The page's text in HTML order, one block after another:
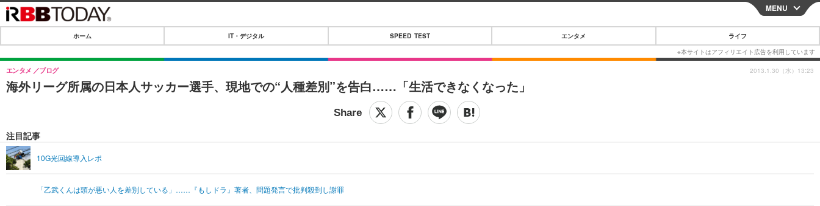
CLOSE
IT・デジタル
IT・デジタルTOP
SPEED TEST
音楽
ライフ
ペット
リリース一覧
プッシュ通知の停止方法
MENU
ホーム IT・デジタル SPEED TEST エンタメ ライフ
海外リーグ所属の日本人サッカー選手、現地での“人種差別”を告白……「生活できなくなった」
エンタメ ブログ
注目記事
10G光回線導入レポ
「乙武くんは頭が悪い人を差別している」……『もしドラ』著者、問題発言で批判殺到し謝罪
2013.1.30（水）13:23